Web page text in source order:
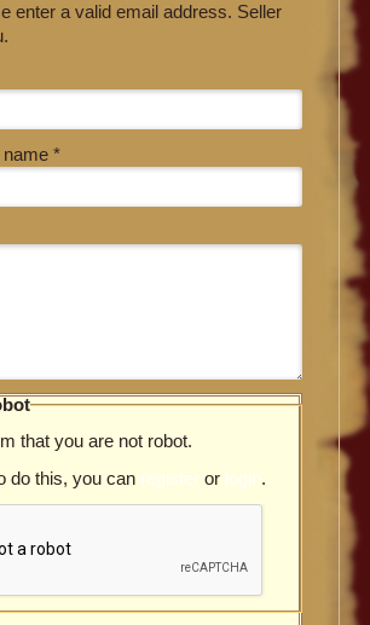
enter a valid email address. Seller
*
that you are not robot.
do this, you can register or login.